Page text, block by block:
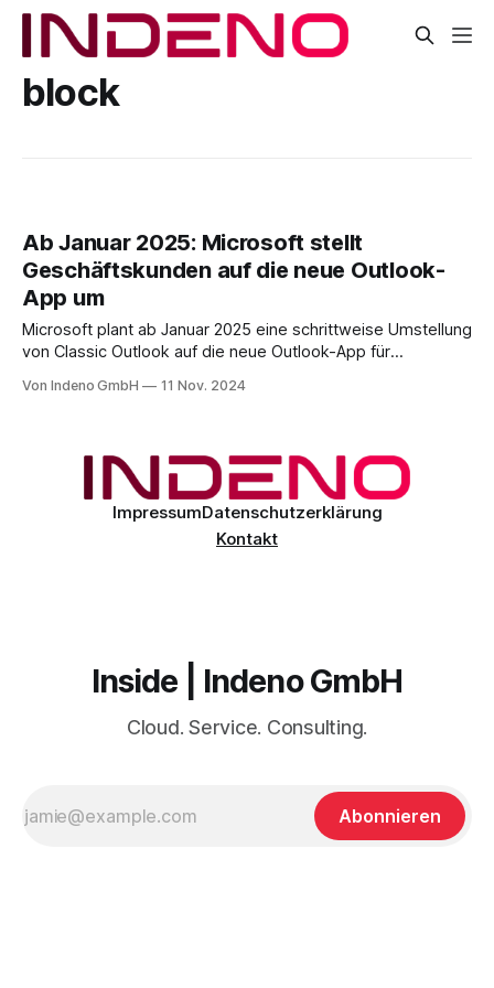
block
Ab Januar 2025: Microsoft stellt
Geschäftskunden auf die neue Outlook-
App um
Microsoft plant ab Januar 2025 eine schrittweise Umstellung
von Classic Outlook auf die neue Outlook-App für
Microsoft 365 Business Standard- oder Premium-Lizenzen
zur Rückkehr zu Classic
Von Indeno GmbH 11 Nov. 2024
ImpressumDatenschutzerklärung
Kontakt
Inside | Indeno GmbH
Cloud. Service. Consulting.
Abonnieren